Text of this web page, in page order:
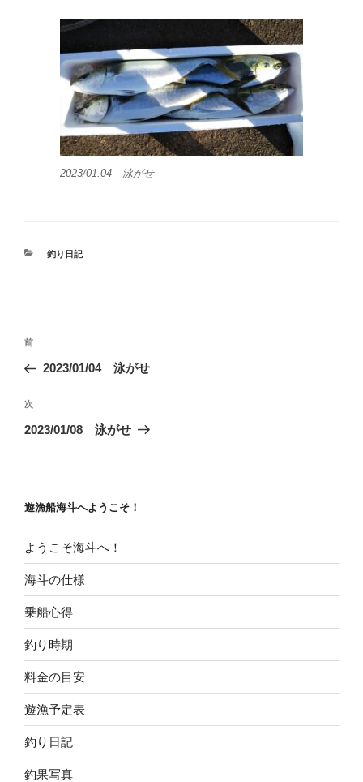
2023/01.04 泳がせ
カ
釣り日記
投
ビ
ゲ
ン
前
の
稿
前
2023/01/04 泳がせ
次
の
次
2023/01/08 泳がせ
遊漁船海斗へようこそ！
ようこそ海斗へ！
海斗の仕様
乗船心得
釣り時期
料金の目安
遊漁予定表
釣り日記
釣果写真